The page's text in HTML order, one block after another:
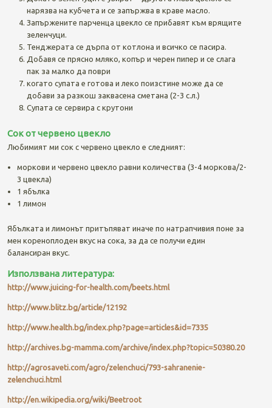
нарязва на кубчета и се запържва в краве масло.
Запържените парченца цвекло се прибавят към врящите
зеленчуци.
Тенджерата се дърпа от котлона и всичко се пасира.
Добавя се прясно мляко, копър и черен пипер и се слага
пак за малко да поври
когато супата е готова и леко поизстине може да се
добави за разкош заквасена сметана (2-3 с.л.)
Супата се сервира с крутони
Сок от червено цвекло
Любимият ми сок с червено цвекло е следният:
моркови и червено цвекло равни количества (3-4 моркова/2-
3 цвекла)
1 ябълка
1 лимон
Ябълката и лимонът притъпяват иначе по натрапчивия поне за
мен кореноплоден вкус на сока, за да се получи един
балансиран вкус.
Използвана литература:
http://www.juicing-for-health.com/beets.html
http://www.blitz.bg/article/12192
http://www.health.bg/index.php?page=articles&id=7335
http://archives.bg-mamma.com/archive/index.php?topic=50380.20
http://agrosaveti.com/agro/zelenchuci/793-sahranenie-
zelenchuci.html
http://en.wikipedia.org/wiki/Beetroot